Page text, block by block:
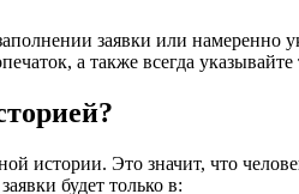
заявки или намеренно
а также всегда
Это значит, что
будет только в: